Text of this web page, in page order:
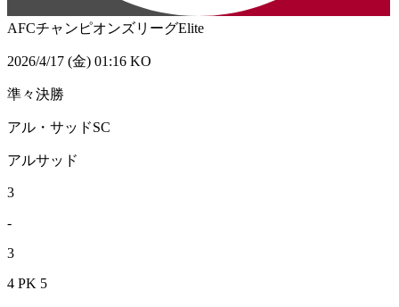
AFCチャンピオンズリーグElite
2026/4/17 (金) 01:16 KO
準々決勝
アル・サッドSC
アルサッド
3
-
3
4 PK 5